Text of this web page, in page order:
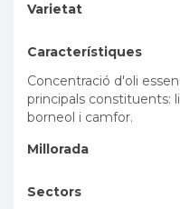
Varietat
Característiques
Concentració d'oli
principals constituents:
borneol i camfor.
Millorada
Sectors